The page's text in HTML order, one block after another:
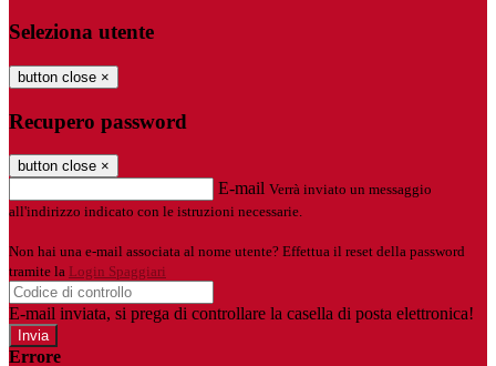
Seleziona utente
button close ×
Recupero password
button close ×
E-mail Verrà inviato un messaggio
all'indirizzo indicato con le istruzioni necessarie.
Non hai una e-mail associata al nome utente? Effettua il reset della password
tramite la Login Spaggiari
E-mail inviata, si prega di controllare la casella di posta elettronica!
Errore